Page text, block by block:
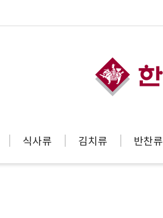
식사류 김치류 반찬류